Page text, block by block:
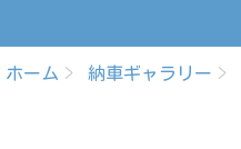
ホーム 納車ギャラリー